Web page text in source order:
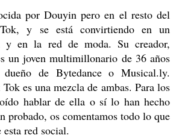
por Douyin pero en el resto del
y se está convirtiendo en un
y en la red de moda. Su creador,
un joven multimillonario de 36 años
de Bytedance o Musical.ly.
es una mezcla de ambas. Para los
hablar de ella o sí lo han hecho
probado, os comentamos todo lo que
esta red social.